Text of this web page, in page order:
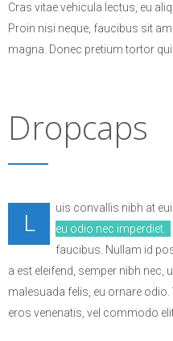
Cras vitae vehicula lectus, eu
Proin nisi neque, faucibus sit
magna. Donec pretium tortor
Dropcaps
L
uis convallis nibh at
eu odio nec imperdiet.
faucibus. Nullam id
a est eleifend, semper nibh nec,
malesuada felis, eu ornare
eros venenatis, vel commodo